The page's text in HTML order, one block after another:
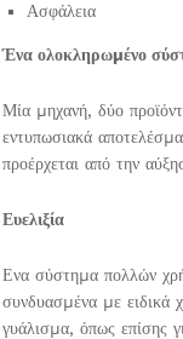
Ασφάλεια
Ένα ολοκληρωµένο
Μία µηχανή, δύο
εντυπωσιακά
προέρχεται από την
Ευελιξία
Ενα σύστηµα πολλών
συνδυασµένα µε ειδικά
γυάλισµα, όπως επίσης